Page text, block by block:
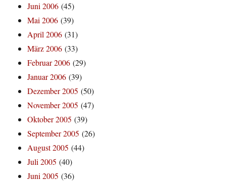
Juni 2006 (45)
Mai 2006 (39)
April 2006 (31)
März 2006 (33)
Februar 2006 (29)
Januar 2006 (39)
Dezember 2005 (50)
November 2005 (47)
Oktober 2005 (39)
September 2005 (26)
August 2005 (44)
Juli 2005 (40)
Juni 2005 (36)